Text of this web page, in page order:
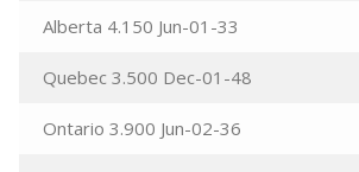
Alberta 4.150 Jun-01-33
Quebec 3.500 Dec-01-48
Ontario 3.900 Jun-02-36